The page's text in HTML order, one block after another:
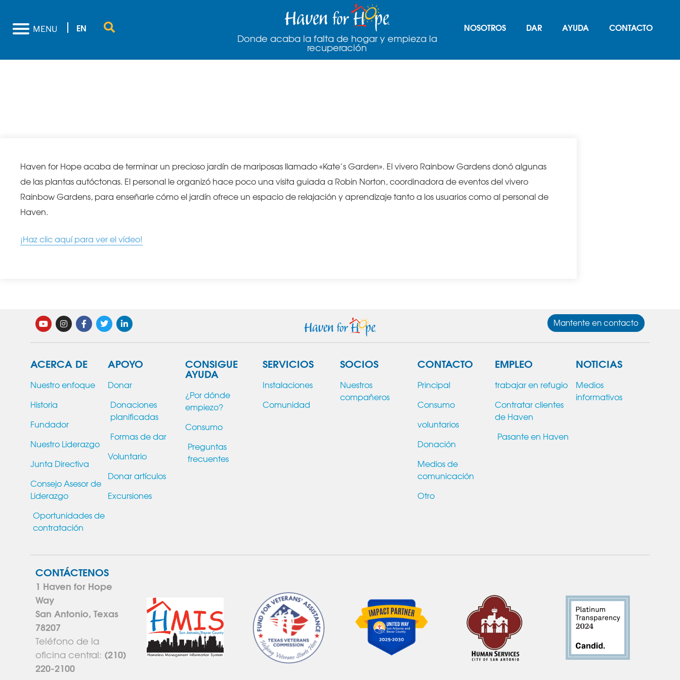
MENU EN
Donde acaba la falta de hogar y empieza la
recuperación
NOSOTROS DAR AYUDA CONTACTO
Haven for Hope acaba de terminar un precioso jardín de mariposas llamado «Kate’s Garden». El vivero Rainbow Gardens donó algunas
de las plantas autóctonas. El personal le organizó hace poco una visita guiada a Robin Norton, coordinadora de eventos del vivero
Rainbow Gardens, para enseñarle cómo el jardín ofrece un espacio de relajación y aprendizaje tanto a los usuarios como al personal de
Haven.
¡Haz clic aquí para ver el vídeo!
Mantente en contacto
ACERCA DE
Nuestro enfoque
Historia
Fundador
Nuestro Liderazgo
Junta Directiva
Consejo Asesor de
Liderazgo
Oportunidades de
contratación
APOYO
Donar
Donaciones
planificadas
Formas de dar
Voluntario
Donar artículos
Excursiones
CONSIGUE
AYUDA
¿Por dónde
empiezo?
Consumo
Preguntas
frecuentes
SERVICIOS
Instalaciones
Comunidad
SOCIOS
Nuestros
compañeros
CONTACTO
Principal
Consumo
voluntarios
Donación
Medios de
comunicación
Otro
EMPLEO
trabajar en refugio
Contratar clientes
de Haven
Pasante en Haven
NOTICIAS
Medios
informativos
CONTÁCTENOS
1 Haven for Hope
Way
San Antonio, Texas
78207
Teléfono de la
oficina central: (210)
220-2100